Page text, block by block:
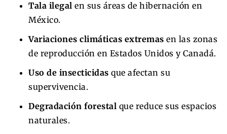
Tala ilegal en sus áreas de hibernación en
México.
Variaciones climáticas extremas en las zonas
de reproducción en Estados Unidos y Canadá.
Uso de insecticidas que afectan su
supervivencia.
Degradación forestal que reduce sus espacios
naturales.